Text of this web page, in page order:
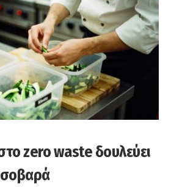
zero waste δουλεύει
σοβαρά